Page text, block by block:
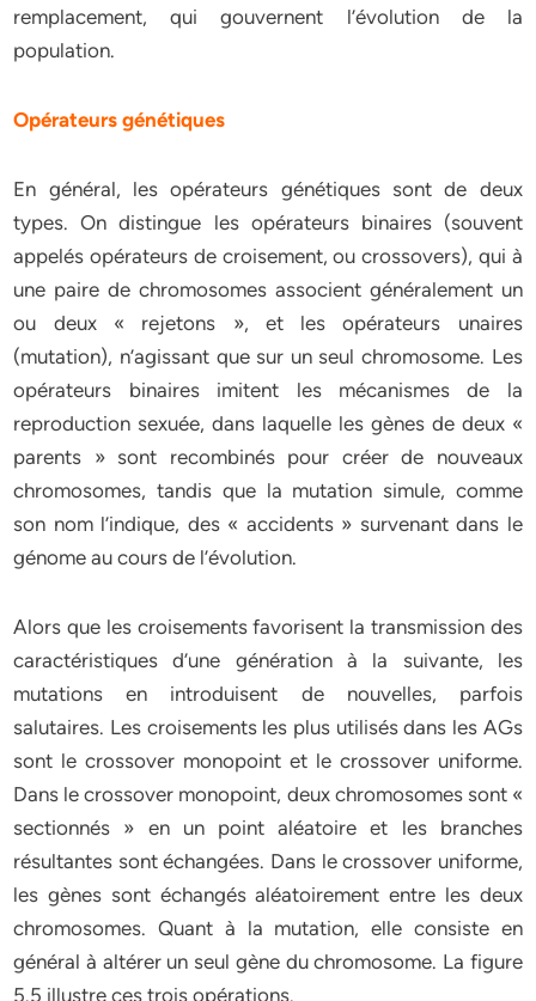
remplacement, qui gouvernent l’évolution de la
population.
Opérateurs génétiques
En général, les opérateurs génétiques sont de deux
types. On distingue les opérateurs binaires (souvent
appelés opérateurs de croisement, ou crossovers), qui à
une paire de chromosomes associent généralement un
ou deux « rejetons », et les opérateurs unaires
(mutation), n’agissant que sur un seul chromosome. Les
opérateurs binaires imitent les mécanismes de la
reproduction sexuée, dans laquelle les gènes de deux «
parents » sont recombinés pour créer de nouveaux
chromosomes, tandis que la mutation simule, comme
son nom l’indique, des « accidents » survenant dans le
génome au cours de l’évolution.
Alors que les croisements favorisent la transmission des
caractéristiques d’une génération à la suivante, les
mutations en introduisent de nouvelles, parfois
salutaires. Les croisements les plus utilisés dans les AGs
sont le crossover monopoint et le crossover uniforme.
Dans le crossover monopoint, deux chromosomes sont «
sectionnés » en un point aléatoire et les branches
résultantes sont échangées. Dans le crossover uniforme,
les gènes sont échangés aléatoirement entre les deux
chromosomes. Quant à la mutation, elle consiste en
général à altérer un seul gène du chromosome. La figure
5.5 illustre ces trois opérations.